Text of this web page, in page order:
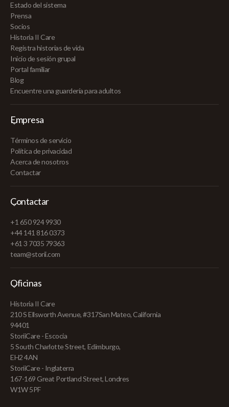
Estado del sistema
Prensa
Socios
Historia II Care
Registra historias de vida
Inicio de sesión grupal
Portal familiar
Blog
Encuentre una guardería para adultos
Empresa
Términos de servicio
Política de privacidad
Acerca de nosotros
Contactar
Contactar
+1 650 924 9930
+44 141 816 0373
+61 3 7035 79363
team@storii.com
Oficinas
Historia II Care
210 S Ellsworth Avenue, #317San Mateo, California
94401
StoriiCare - Escocia
5 South Charlotte Street, Edimburgo,
EH2 4AN
StoriiCare - Inglaterra
167-169 Great Portland Street, Londres
W1W 5PF